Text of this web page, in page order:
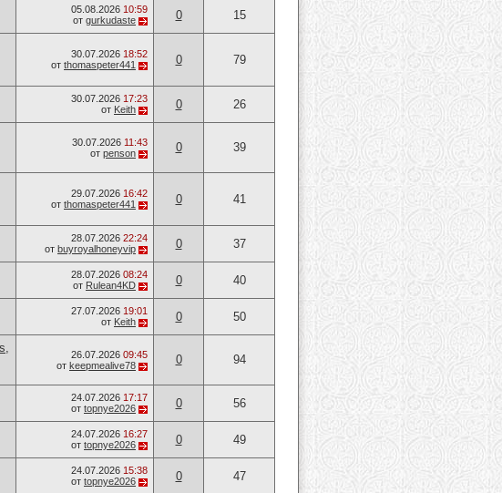
05.08.2026 10:59
от gurkudaste 0 15
30.07.2026 18:52
от thomaspeter441 0 79
30.07.2026 17:23
от Keith 0 26
30.07.2026 11:43
от penson 0 39
29.07.2026 16:42
от thomaspeter441 0 41
28.07.2026 22:24
от buyroyalhoneyvip 0 37
28.07.2026 08:24
от Rulean4KD 0 40
27.07.2026 19:01
от Keith 0 50
26.07.2026 09:45
от keepmealive78 0 94
24.07.2026 17:17
от topnye2026 0 56
24.07.2026 16:27
от topnye2026 0 49
24.07.2026 15:38
от topnye2026 0 47